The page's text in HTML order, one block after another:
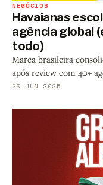
NEGÓCIOS
Havaianas
agência global
todo)
Marca brasileira
após review com 40+
23 JUN 2025